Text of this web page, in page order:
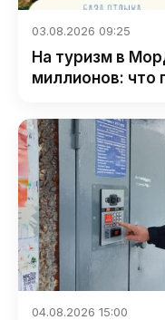
03.08.2026 09:25
На туризм в
миллионов: что
04.08.2026 15:00